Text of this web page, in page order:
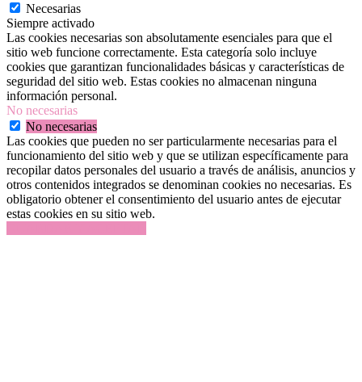
Necesarias
Siempre activado
Las cookies necesarias son absolutamente esenciales para que el
sitio web funcione correctamente. Esta categoría solo incluye
cookies que garantizan funcionalidades básicas y características de
seguridad del sitio web. Estas cookies no almacenan ninguna
información personal.
No necesarias
No necesarias
Las cookies que pueden no ser particularmente necesarias para el
funcionamiento del sitio web y que se utilizan específicamente para
recopilar datos personales del usuario a través de análisis, anuncios y
otros contenidos integrados se denominan cookies no necesarias. Es
obligatorio obtener el consentimiento del usuario antes de ejecutar
estas cookies en su sitio web.